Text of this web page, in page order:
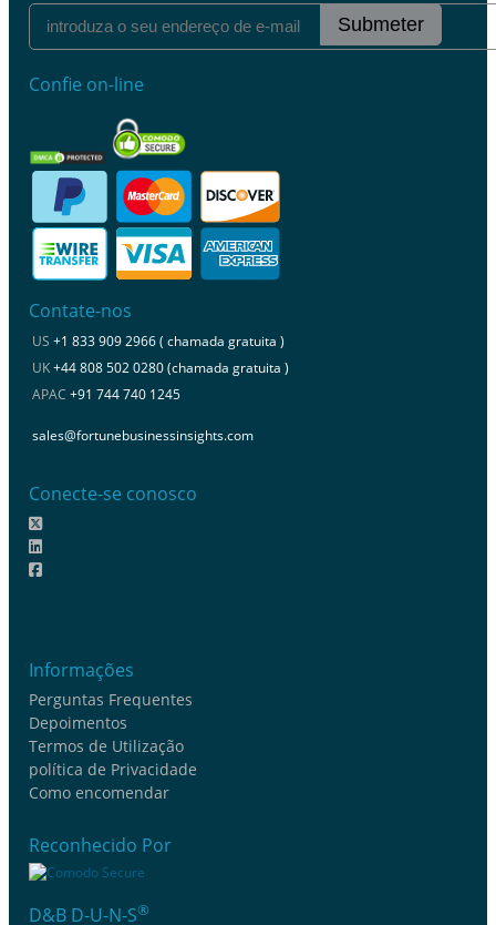
Submeter
Confie on-line
Contate-nos
US +1 833 909 2966 ( chamada gratuita )
UK+44 808 502 0280 (chamada gratuita )
APAC +91 744 740 1245
sales@fortunebusinessinsights.com
Conecte-se conosco
Informações
Perguntas Frequentes
Depoimentos
Termos de Utilização
política de Privacidade
Como encomendar
Reconhecido Por
D&B D-U-N-S®